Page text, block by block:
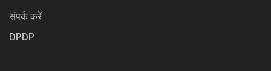
संपर्क करें
DPDP